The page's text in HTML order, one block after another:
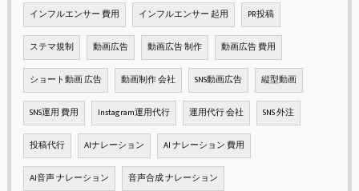
インフルエンサー 費用 インフルエンサー 起用 PR投稿
ステマ規制 動画広告 動画広告 制作 動画広告 費用
ショート動画 広告 動画制作 会社 SNS動画広告 縦型動画
SNS運用 費用 Instagram運用代行 運用代行 会社 SNS 外注
投稿代行 AIナレーション AI ナレーション 費用
AI音声 ナレーション 音声合成 ナレーション